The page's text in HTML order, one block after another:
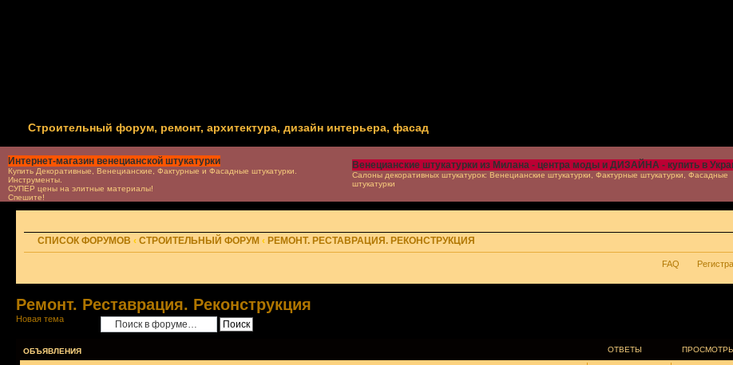
Строительный форум, ремонт, архитектура, дизайн интерьера, фасад
Интернет-магазин венецианской штукатурки
Купить Декоративные, Венецианские, Фактурные и Фасадные штукатурки.
Инструменты.
СУПЕР цены на элитные материалы!
Спешите!
Венецианские штукатурки из Милана - центра моды и ДИЗАЙНА - купить в
Салоны декоративных штукатурок: Венецианские штукатурки, Фактурные штукатурки, Фасадные
штукатурки
СПИСОК ФОРУМОВ ‹ СТРОИТЕЛЬНЫЙ ФОРУМ ‹ РЕМОНТ. РЕСТАВРАЦИЯ. РЕКОНСТРУКЦИЯ
FAQ
Ремонт. Реставрация. Реконструкция
Новая тема
ОБЪЯВЛЕНИЯ ОТВЕТЫ